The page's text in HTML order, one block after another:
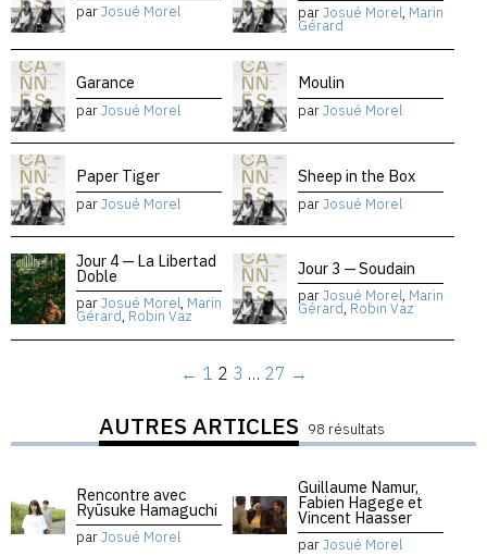
parJosué Morel parJosué Morel, Marin
Gérard
Garance
parJosué Morel
Moulin
parJosué Morel
Paper Tiger
parJosué Morel
Sheep in the Box
parJosué Morel
Jour 4 — La Libertad
Doble
parJosué Morel, Marin
Gérard, Robin Vaz
Jour 3 — Soudain
parJosué Morel, Marin
Gérard, Robin Vaz
← 1 2 3 … 27 →
AUTRES ARTICLES 98 résultats
Rencontre avec
Ryūsuke Hamaguchi
parJosué Morel
Guillaume Namur,
Fabien Hagege et
Vincent Haasser
parJosué Morel